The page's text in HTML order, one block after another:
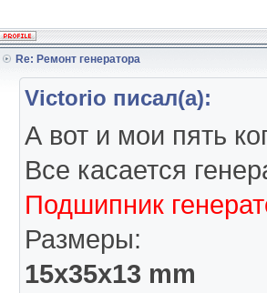
Re: Ремонт генератора
Victorio писал(а):
А вот и мои пять
Все касается
Подшипник
Размеры:
15x35x13 mm